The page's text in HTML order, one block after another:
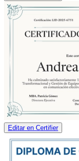
Editar en Certifier